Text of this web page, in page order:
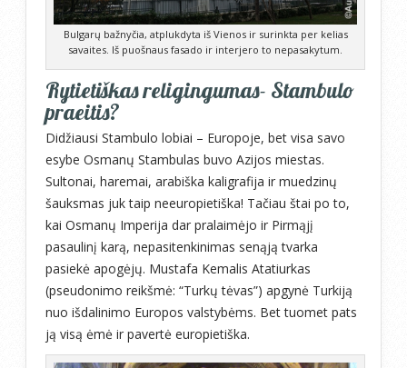
Bulgarų bažnyčia, atplukdyta iš Vienos ir surinkta per kelias
savaites. Iš puošnaus fasado ir interjero to nepasakytum.
Rytietiškas religingumas- Stambulo
praeitis?
Didžiausi Stambulo lobiai – Europoje, bet visa savo
esybe Osmanų Stambulas buvo Azijos miestas.
Sultonai, haremai, arabiška kaligrafija ir muedzinų
šauksmas juk taip neeuropietiška! Tačiau štai po to,
kai Osmanų Imperija dar pralaimėjo ir Pirmąjį
pasaulinį karą, nepasitenkinimas senąją tvarka
pasiekė apogėjų. Mustafa Kemalis Atatiurkas
(pseudonimo reikšmė: “Turkų tėvas”) apgynė Turkiją
nuo išdalinimo Europos valstybėms. Bet tuomet pats
ją visą ėmė ir pavertė europietiška.